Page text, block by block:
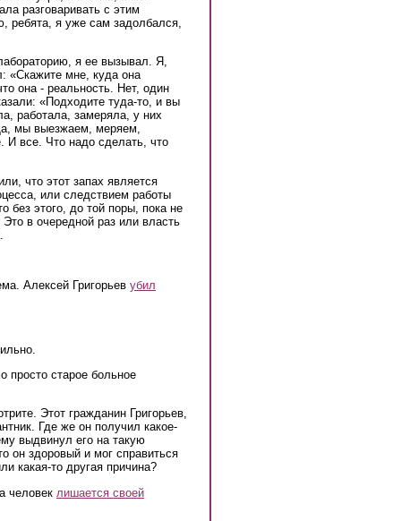
разговаривать с этим
ребята, я уже сам задолбался,
я ее вызывал. Я,
«Скажите мне, куда она
она - реальность. Нет, один
«Подходите туда-то, и вы
работала, замеряла, у них
мы выезжаем, меряем,
И все. Что надо сделать, что
что этот запах является
или следствием работы
без этого, до той поры, пока не
в очередной раз или власть
Алексей Григорьев убил
просто старое больное
Этот гражданин Григорьев,
Где же он получил какое-
выдвинул его на такую
он здоровый и мог справиться
какая-то другая причина?
человек лишается своей